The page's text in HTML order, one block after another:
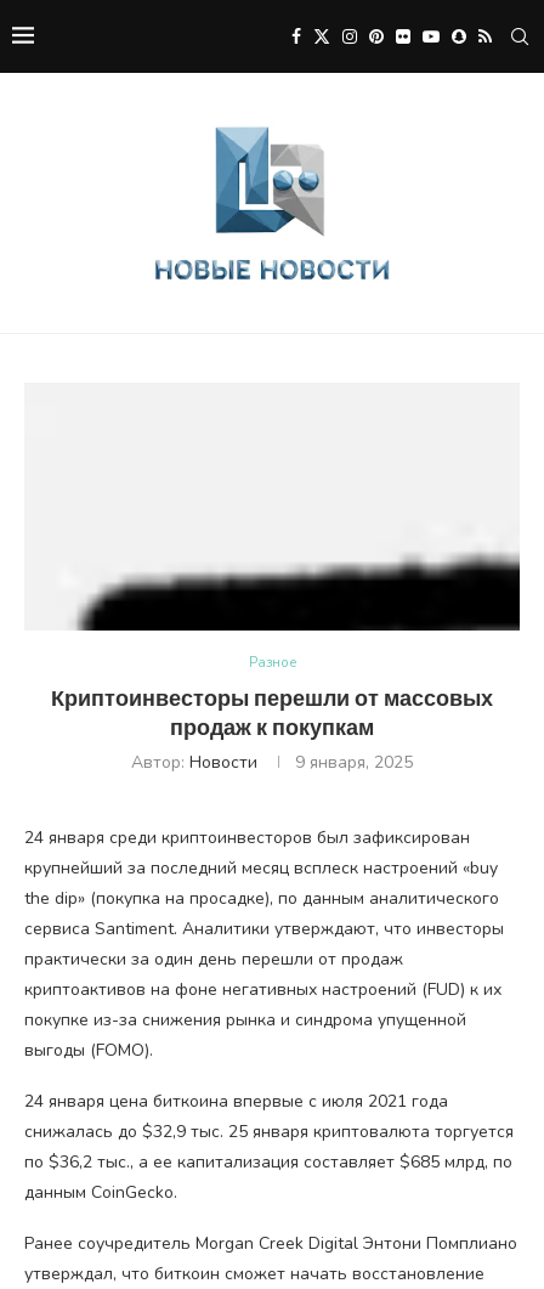
Разное
Криптоинвесторы перешли от массовых
продаж к покупкам
Автор: Новости 9 января, 2025
24 января среди криптоинвесторов был зафиксирован
крупнейший за последний месяц всплеск настроений «buy
the dip» (покупка на просадке), по данным аналитического
сервиса Santiment. Аналитики утверждают, что инвесторы
практически за один день перешли от продаж
криптоактивов на фоне негативных настроений (FUD) к их
покупке из-за снижения рынка и синдрома упущенной
выгоды (FOMO).
24 января цена биткоина впервые с июля 2021 года
снижалась до $32,9 тыс. 25 января криптовалюта торгуется
по $36,2 тыс., а ее капитализация составляет $685 млрд, по
данным CoinGecko.
Ранее соучредитель Morgan Creek Digital Энтони Помплиано
утверждал, что биткоин сможет начать восстановление